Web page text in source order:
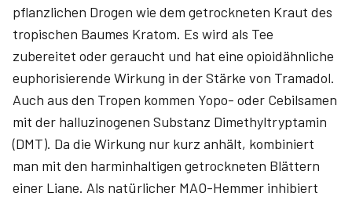
pflanzlichen Drogen wie dem getrockneten Kraut des
tropischen Baumes Kratom. Es wird als Tee
zubereitet oder geraucht und hat eine opioidähnliche
euphorisierende Wirkung in der Stärke von Tramadol.
Auch aus den Tropen kommen Yopo- oder Cebilsamen
mit der halluzinogenen Substanz Dimethyltryptamin
(DMT). Da die Wirkung nur kurz anhält, kombiniert
man mit den harminhaltigen getrockneten Blättern
einer Liane. Als natürlicher MAO-Hemmer inhibiert